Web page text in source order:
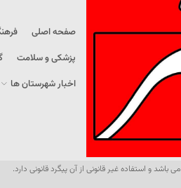
صفحه اصلی
پزشکی و سلامت
اخبار شهرستان ها
می باشد و استفاده غیر قانونی از آن پیگرد قانونی دارد.